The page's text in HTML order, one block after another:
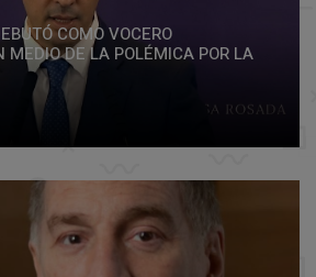
COMO VOCERO
MEDIO DE LA POLÉMICA POR LA